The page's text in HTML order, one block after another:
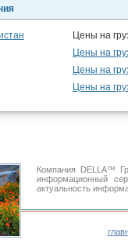
Цены на
Цены на
Цены на
Цены на
Компания DELLA™
информационный
актуальность